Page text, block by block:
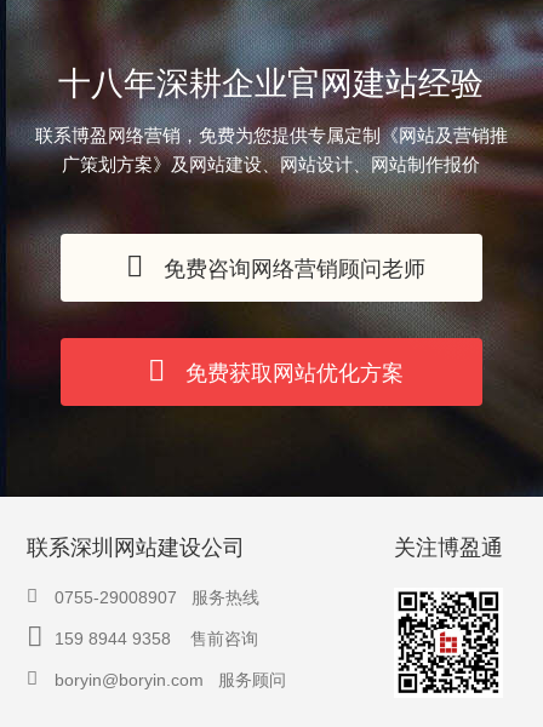
十八年深耕企业官网建站经验
联系博盈网络营销，免费为您提供专属定制《网站及营销推
广策划方案》及网站建设、网站设计、网站制作报价
免费咨询网络营销顾问老师
免费获取网站优化方案
联系深圳网站建设公司
0755-29008907 服务热线
159 8944 9358 售前咨询
boryin@boryin.com 服务顾问
关注博盈通